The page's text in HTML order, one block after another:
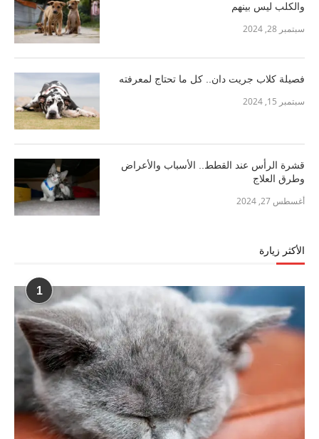
والكلب ليس بينهم
سبتمبر 28, 2024
فصيلة كلاب جريت دان.. كل ما تحتاج لمعرفته
سبتمبر 15, 2024
قشرة الرأس عند القطط.. الأسباب والأعراض
وطرق العلاج
أغسطس 27, 2024
الأكثر زيارة
1